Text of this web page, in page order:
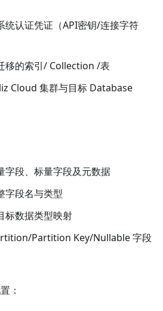
统认证凭证（API密钥/连接字符
移的索引/ Collection /表
Cloud 集群与目标 Database
字段、标量字段及元数据
字段名与类型
标数据类型映射
Partition Key/Nullable 字段
：